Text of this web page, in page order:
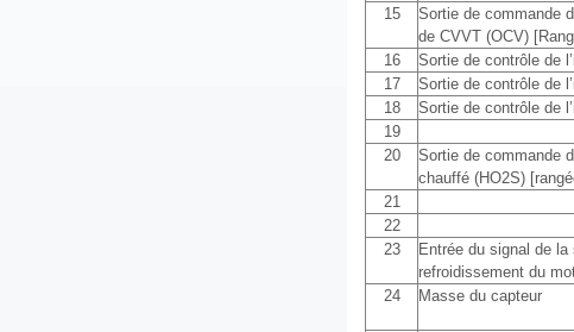
15
Sortie de commande
de CVVT (OCV)
16
Sortie de contrôle de
17
Sortie de contrôle de
18
Sortie de contrôle de
19
20
Sortie de commande
chauffé (HO2S)
21
22
23
Entrée du signal de
refroidissement du
24
Masse du capteur